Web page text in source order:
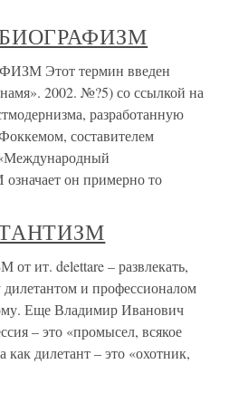
Этот термин введен
2002. №?5) со ссылкой на
разработанную
составителем
он примерно то
delettare – развлекать,
и профессионалом
Еще Владимир Иванович
– это «промысел, всякое
как дилетант – это «охотник,